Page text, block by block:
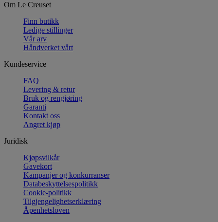
Om Le Creuset
Finn butikk
Ledige stillinger
Vår arv
Håndverket vårt
Kundeservice
FAQ
Levering & retur
Bruk og rengjøring
Garanti
Kontakt oss
Angret kjøp
Juridisk
Kjøpsvilkår
Gavekort
Kampanjer og konkurranser
Databeskyttelsespolitikk
Cookie-politikk
Tilgjengelighetserklæring
Åpenhetsloven